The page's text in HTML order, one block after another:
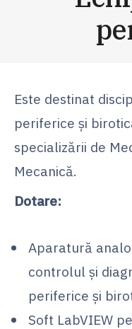
Este destinat
periferice şi
specializării de
Mecanică.
Dotare:
Aparatură
controlul şi
periferice şi
Soft LabVIEW